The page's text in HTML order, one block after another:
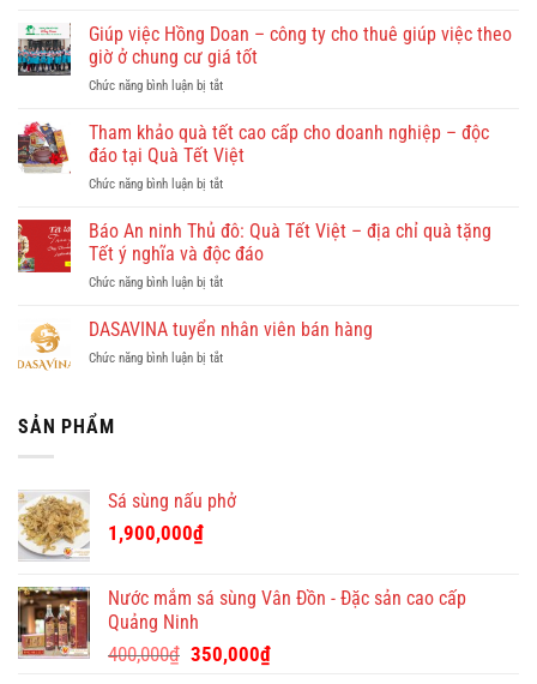
Nhơn
có
gì
đẹp?
vu
khám
phá
Quy
cùng
Dulichkhatvongviet.com
Định
Online
Giúp việc Hồng Doan – công ty cho thuê giúp việc theo
giờ ở chung cư giá tốt
Chức năng bình luận bị tắtở
việc
Hồng
Doan
–
ty
cho
giúp
theo
Tham khảo quà tết cao cấp cho doanh nghiệp – độc
đáo tại Quà Tết Việt
Chức năng bình luận bị tắtở
khảo
quà
tết
cao
cho
nghiệp
Tết
Việt
Báo An ninh Thủ đô: Quà Tết Việt – địa chỉ quà tặng
Tết ý nghĩa và độc đáo
Chức năng bình luận bị tắtở
An
Thủ
chỉ
nghĩa
độc
đáo
DASAVINA tuyển nhân viên bán hàng
Chức năng bình luận bị tắtở
SẢN PHẨM
Sá sùng nấu phở
1,900,000₫
Nước mắm sá sùng Vân Đồn - Đặc sản cao cấp
Quảng Ninh
400,000₫ Giá
350,000₫Giá